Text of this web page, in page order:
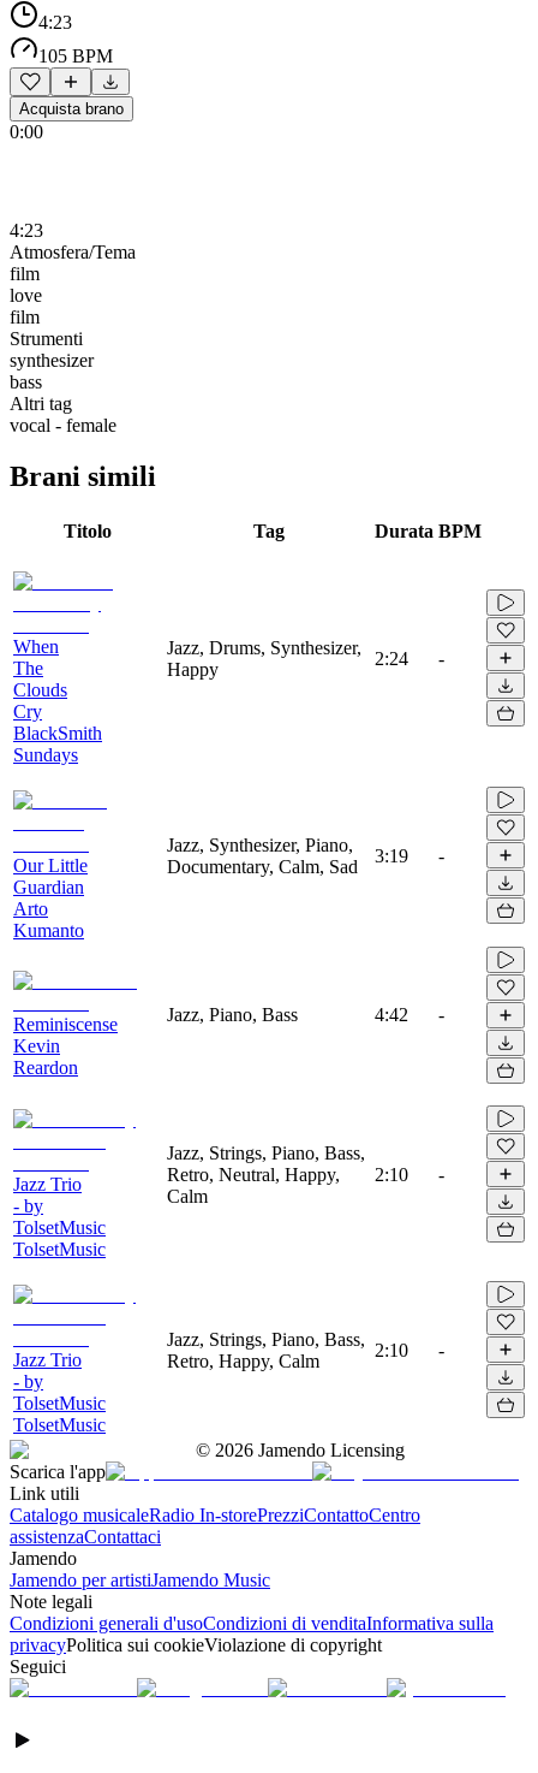
4:23
105 BPM
Acquista brano
0:00
4:23
Atmosfera/Tema
film
love
film
Strumenti
synthesizer
bass
Altri tag
vocal - female
Brani simili
Titolo Tag Durata BPM
When
The
Clouds
Cry
BlackSmith
Sundays
Jazz, Drums, Synthesizer,
Happy
2:24 -
Our Little
Guardian
Arto
Kumanto
Jazz, Synthesizer, Piano,
Documentary, Calm, Sad
3:19 -
Reminiscense
Kevin
Reardon
Jazz, Piano, Bass 4:42 -
Jazz Trio
- by
TolsetMusic
TolsetMusic
Jazz, Strings, Piano, Bass,
Retro, Neutral, Happy,
Calm
2:10 -
Jazz Trio
- by
TolsetMusic
TolsetMusic
Jazz, Strings, Piano, Bass,
Retro, Happy, Calm
2:10 -
© 2026 Jamendo Licensing
Scarica l'app
Link utili
Catalogo musicaleRadio In-storePrezziContattoCentro
assistenzaContattaci
Jamendo
Jamendo per artistiJamendo Music
Note legali
Condizioni generali d'usoCondizioni di venditaInformativa sulla
privacyPolitica sui cookieViolazione di copyright
Seguici